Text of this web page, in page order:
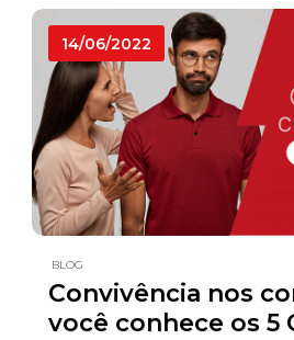
14/06/2022
BLOG
Convivência nos
você conhece os 5